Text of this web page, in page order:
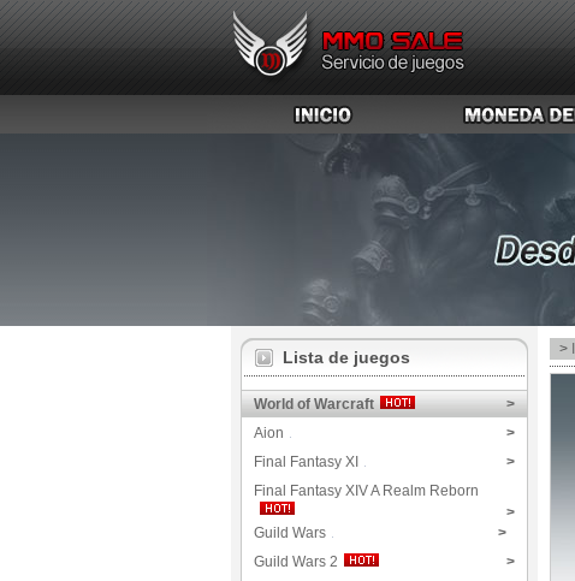
Lista de juegos
World of Warcraft
>
Aion
>
Final Fantasy XI
>
Final Fantasy XIV A Realm Reborn
>
Guild Wars
>
Guild Wars 2
>
>